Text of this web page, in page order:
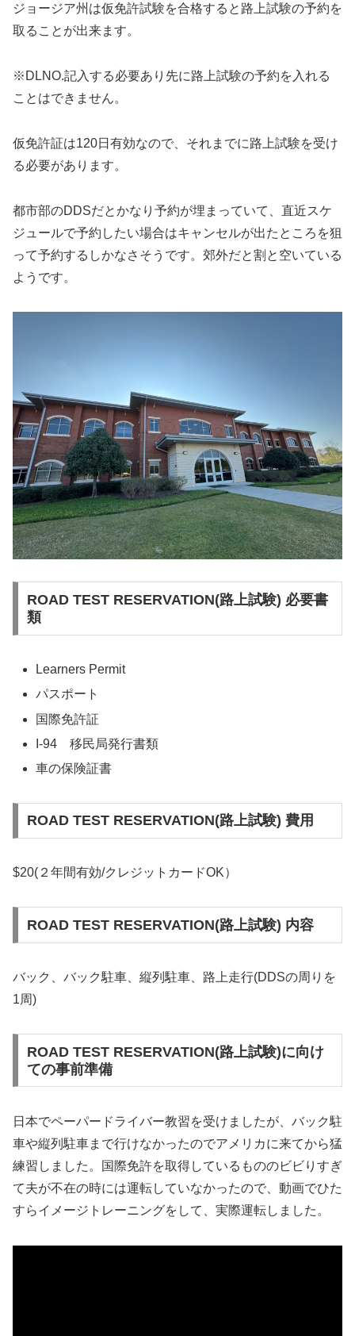
ジョージア州は仮免許試験を合格すると路上試験の予約を
取ることが出来ます。
※DLNO.記入する必要あり先に路上試験の予約を入れる
ことはできません。
仮免許証は120日有効なので、それまでに路上試験を受け
る必要があります。
都市部のDDSだとかなり予約が埋まっていて、直近スケ
ジュールで予約したい場合はキャンセルが出たところを狙
って予約するしかなさそうです。郊外だと割と空いている
ようです。
ROAD TEST RESERVATION(路上試験) 必要書
類
Learners Permit
パスポート
国際免許証
I-94 移民局発行書類
車の保険証書
ROAD TEST RESERVATION(路上試験) 費用
$20(２年間有効/クレジットカードOK）
ROAD TEST RESERVATION(路上試験) 内容
バック、バック駐車、縦列駐車、路上走行(DDSの周りを
1周)
ROAD TEST RESERVATION(路上試験)に向け
ての事前準備
日本でペーパードライバー教習を受けましたが、バック駐
車や縦列駐車まで行けなかったのでアメリカに来てから猛
練習しました。国際免許を取得しているもののビビりすぎ
て夫が不在の時には運転していなかったので、動画でひた
すらイメージトレーニングをして、実際運転しました。